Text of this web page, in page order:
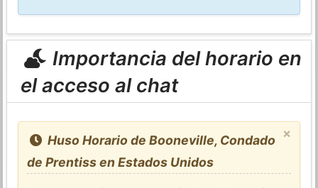
Importancia del horario en
el acceso al chat
×
Huso Horario de Booneville, Condado
de Prentiss en Estados Unidos